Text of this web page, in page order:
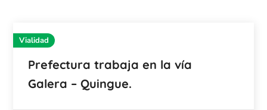
Vialidad
Prefectura trabaja en la vía
Galera – Quingue.